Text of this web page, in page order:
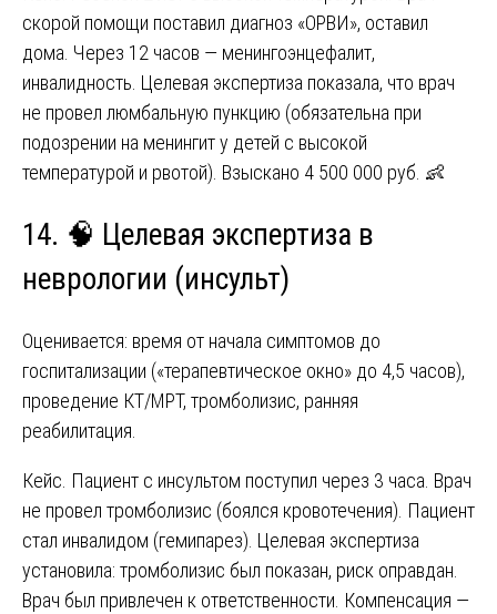
скорой помощи поставил диагноз «ОРВИ», оставил
дома. Через 12 часов — менингоэнцефалит,
инвалидность. Целевая экспертиза показала, что врач
не провел люмбальную пункцию (обязательна при
подозрении на менингит у детей с высокой
температурой и рвотой). Взыскано 4 500 000 руб. 👶
14. 🧠 Целевая экспертиза в
неврологии (инсульт)
Оценивается: время от начала симптомов до
госпитализации («терапевтическое окно» до 4,5 часов),
проведение КТ/МРТ, тромболизис, ранняя
реабилитация.
Кейс. Пациент с инсультом поступил через 3 часа. Врач
не провел тромболизис (боялся кровотечения). Пациент
стал инвалидом (гемипарез). Целевая экспертиза
установила: тромболизис был показан, риск оправдан.
Врач был привлечен к ответственности. Компенсация —